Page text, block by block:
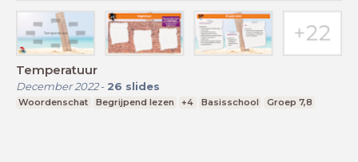
Temperatuur
December 2022- 26 slides
Woordenschat Begrijpend lezen +4 Basisschool Groep 7,8